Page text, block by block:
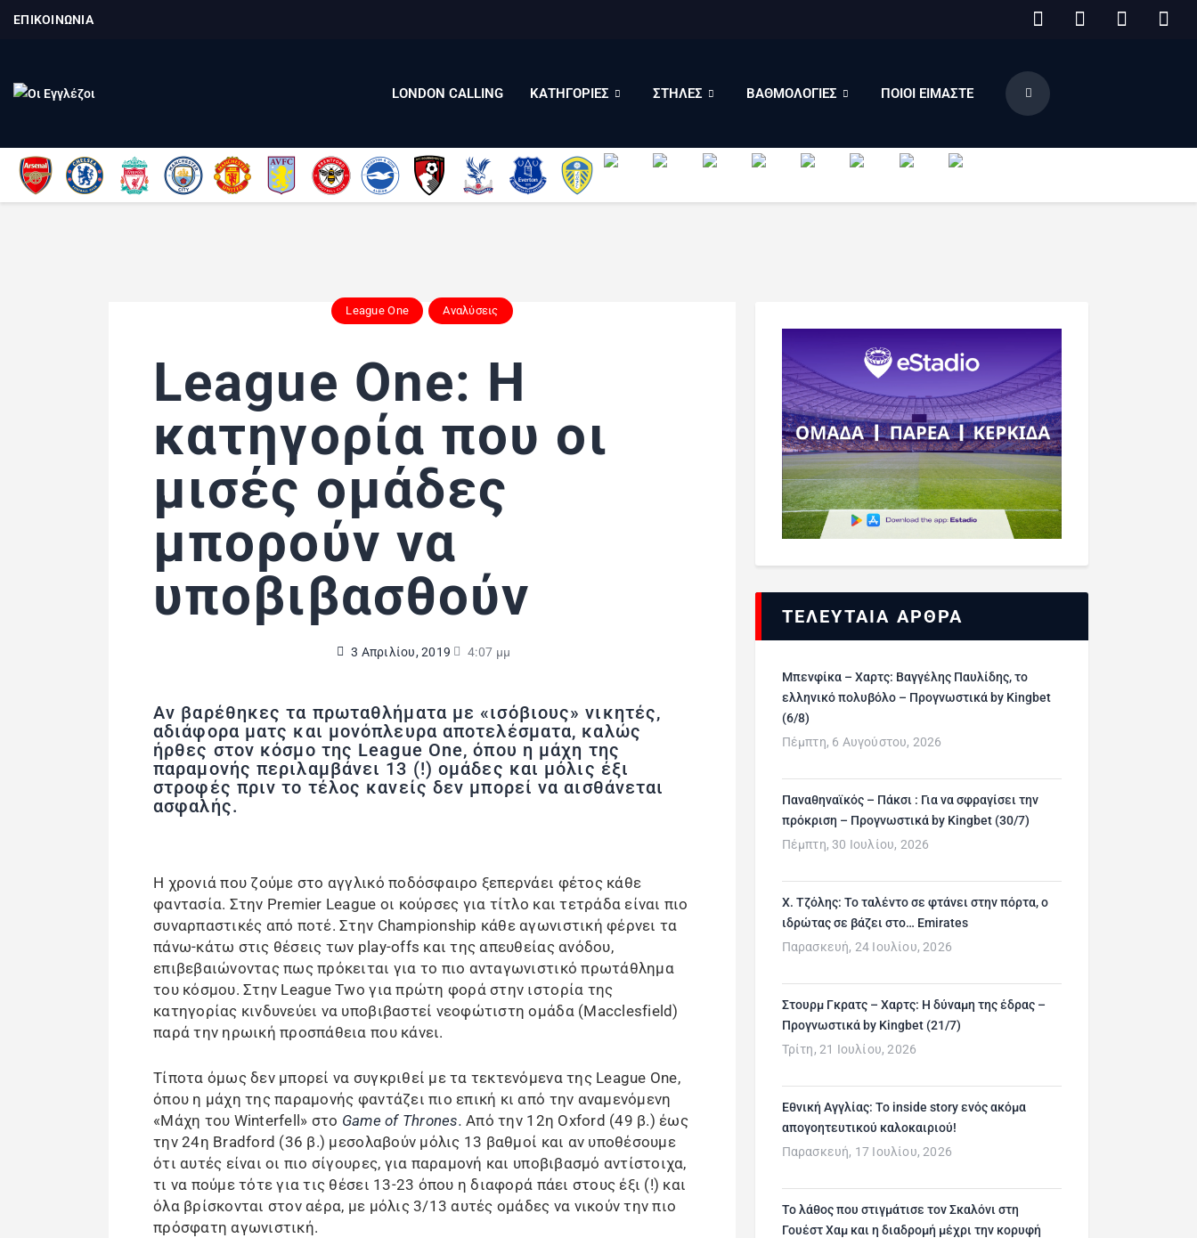
ΕΠΙΚΟΙΝΩΝΙΑ
LONDON CALLING ΚΑΤΗΓΟΡΙΕΣ ΣΤΗΛΕΣ ΒΑΘΜΟΛΟΓΙΕΣ ΠΟΙΟΙ ΕΙΜΑΣΤΕ
League One Αναλύσεις
League One: Η
κατηγορία που οι
μισές ομάδες
μπορούν να
υποβιβασθούν
3 Απριλίου, 2019 4:07 μμ
Αν βαρέθηκες τα πρωταθλήματα με «ισόβιους» νικητές,
αδιάφορα ματς και μονόπλευρα αποτελέσματα, καλώς
ήρθες στον κόσμο της League One, όπου η μάχη της
παραμονής περιλαμβάνει 13 (!) ομάδες και μόλις έξι
στροφές πριν το τέλος κανείς δεν μπορεί να αισθάνεται
ασφαλής.
Η χρονιά που ζούμε στο αγγλικό ποδόσφαιρο ξεπερνάει φέτος κάθε
φαντασία. Στην Premier League οι κούρσες για τίτλο και τετράδα είναι πιο
συναρπαστικές από ποτέ. Στην Championship κάθε αγωνιστική φέρνει τα
πάνω-κάτω στις θέσεις των play-offs και της απευθείας ανόδου,
επιβεβαιώνοντας πως πρόκειται για το πιο ανταγωνιστικό πρωτάθλημα
του κόσμου. Στην League Two για πρώτη φορά στην ιστορία της
κατηγορίας κινδυνεύει να υποβιβαστεί νεοφώτιστη ομάδα (Macclesfield)
παρά την ηρωική προσπάθεια που κάνει.
Τίποτα όμως δεν μπορεί να συγκριθεί με τα τεκτενόμενα της League One,
όπου η μάχη της παραμονής φαντάζει πιο επική κι από την αναμενόμενη
«Μάχη του Winterfell» στο Game of Thrones.Από την 12η Oxford (49 β.) έως
την 24η Bradford (36 β.) μεσολαβούν μόλις 13 βαθμοί και αν υποθέσουμε
ότι αυτές είναι οι πιο σίγουρες, για παραμονή και υποβιβασμό αντίστοιχα,
τι να πούμε τότε για τις θέσει 13-23 όπου η διαφορά πάει στους έξι (!) και
όλα βρίσκονται στον αέρα, με μόλις 3/13 αυτές ομάδες να νικούν την πιο
πρόσφατη αγωνιστική.
ΤΕΛΕΥΤΑΙΑ ΑΡΘΡΑ
Μπενφίκα – Χαρτς: Βαγγέλης Παυλίδης, το
ελληνικό πολυβόλο – Προγνωστικά by Kingbet
(6/8)
Πέμπτη, 6 Αυγούστου, 2026
Παναθηναϊκός – Πάκσι : Για να σφραγίσει την
πρόκριση – Προγνωστικά by Kingbet (30/7)
Πέμπτη, 30 Ιουλίου, 2026
Χ. Τζόλης: Το ταλέντο σε φτάνει στην πόρτα, ο
ιδρώτας σε βάζει στο… Emirates
Παρασκευή, 24 Ιουλίου, 2026
Στουρμ Γκρατς – Χαρτς: Η δύναμη της έδρας –
Προγνωστικά by Kingbet (21/7)
Τρίτη, 21 Ιουλίου, 2026
Εθνική Αγγλίας: Το inside story ενός ακόμα
απογοητευτικού καλοκαιριού!
Παρασκευή, 17 Ιουλίου, 2026
Το λάθος που στιγμάτισε τον Σκαλόνι στη
Γουέστ Χαμ και η διαδρομή μέχρι την κορυφή